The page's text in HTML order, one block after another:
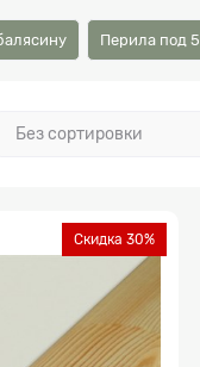
Перила под
Скидка 30%